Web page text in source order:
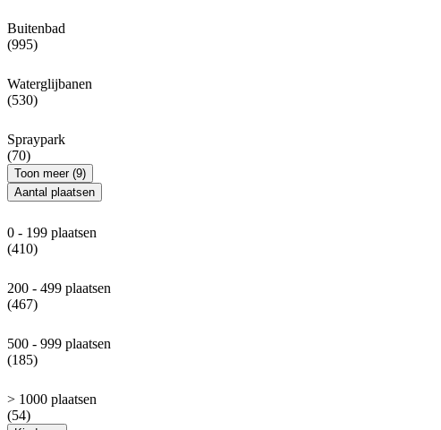
Buitenbad
(995)
Waterglijbanen
(530)
Spraypark
(70)
Toon meer (9)
Aantal plaatsen
0 - 199 plaatsen
(410)
200 - 499 plaatsen
(467)
500 - 999 plaatsen
(185)
> 1000 plaatsen
(54)